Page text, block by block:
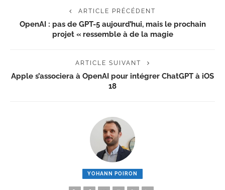
ARTICLE PRÉCÉDENT
OpenAI : pas de GPT-5 aujourd’hui, mais le prochain
projet « ressemble à de la magie
ARTICLE SUIVANT
Apple s’associera à OpenAI pour intégrer ChatGPT à iOS
18
YOHANN POIRON